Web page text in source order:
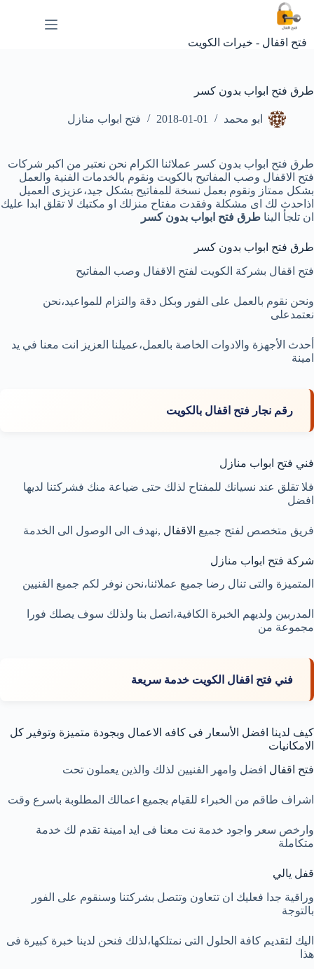
التجاوز
إلى
المحتوى
فتح اقفال - خيرات الكويت
طرق فتح ابواب بدون كسر
ابو محمد 2018-01-01 فتح ابواب منازل
طرق فتح ابواب بدون كسر عملائنا الكرام نحن نعتبر من اكبر شركات
فتح الاقفال وصب المفاتيح بالكويت ونقوم بالخدمات الفنية والعمل
بشكل ممتاز ونقوم بعمل نسخة للمفاتيح بشكل جيد،عزيزى العميل
اذاحدث لك اى مشكلة وفقدت مفتاح منزلك او مكتبك لا تقلق ابدا عليك
ان تلجأ الينا طرق فتح ابواب بدون كسر
طرق فتح ابواب بدون كسر
فتح اقفال بشركة الكويت لفتح الاقفال وصب المفاتيح
ونحن نقوم بالعمل على الفور وبكل دقة والتزام للمواعيد،نحن
نعتمدعلى
أحدث الأجهزة والادوات الخاصة بالعمل،عميلنا العزيز انت معنا في يد
امينة
رقم نجار فتح اقفال بالكويت
فني فتح ابواب منازل
فلا تقلق عند نسيانك للمفتاح لذلك حتى ضياعة منك فشركتنا لديها
افضل
فريق متخصص لفتح جميع الاقفال ,نهدف الى الوصول الى الخدمة
شركة فتح ابواب منازل
المتميزة والتى تنال رضا جميع عملائنا،نحن نوفر لكم جميع الفنيين
المدربين ولديهم الخبرة الكافية،اتصل بنا ولذلك سوف يصلك فورا
مجموعة من
فني فتح اقفال الكويت خدمة سريعة
كيف لدينا افضل الأسعار فى كافه الاعمال وبجودة متميزة وتوفير كل
الامكانيات
فتح اقفال افضل وامهر الفنيين لذلك والذين يعملون تحت
اشراف طاقم من الخبراء للقيام بجميع اعمالك المطلوبة باسرع وقت
وارخص سعر واجود خدمة نت معنا فى ايد امينة تقدم لك خدمة
متكاملة
قفل يالي
وراقية جدا فعليك ان تتعاون وتتصل بشركتنا وسنقوم على الفور
بالتوجة
اليك لتقديم كافة الحلول التى نمتلكها،لذلك فنحن لدينا خبرة كبيرة فى
هذا